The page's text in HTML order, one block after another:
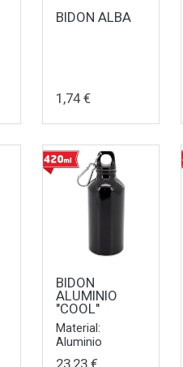
BIDON ALBA
1,74 €
BIDON
ALUMINIO
"COOL"
Material:
Aluminio